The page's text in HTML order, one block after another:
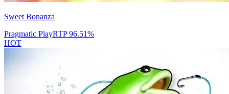
Sweet Bonanza
Pragmatic PlayRTP96.51%
HOT